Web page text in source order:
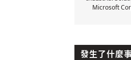
Microsoft
發生了什麼